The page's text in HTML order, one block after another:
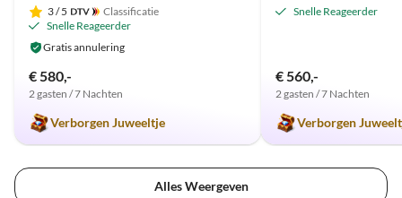
3/ 5
Classificatie
Snelle Reageerder
Gratis annulering
€ 580,-
2 gasten / 7 Nachten
Verborgen Juweeltje
Snelle Reageerder
€ 560,-
2 gasten / 7 Nachten
Verborgen
Alles Weergeven